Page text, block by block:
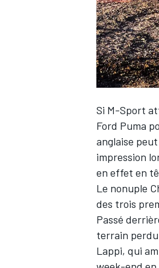
WEC
Si M-Sport
Ford Puma
anglaise
impression
en effet en
Le nonuple
des trois
Passé
terrain
Lappi, qui